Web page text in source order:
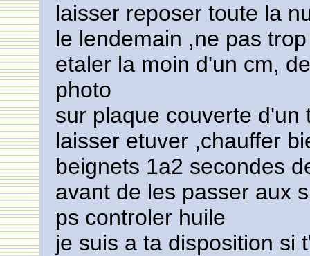
laisser reposer toute la
le lendemain ,ne pas
etaler la moin d'un cm,
photo
sur plaque couverte
laisser etuver ,chauffer
beignets 1a2 secondes
avant de les passer aux
ps controler huile
je suis a ta disposition si